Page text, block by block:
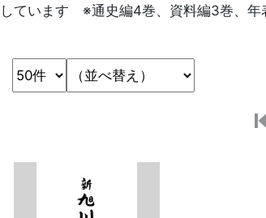
しています ※通史編4巻、資料編3巻、年